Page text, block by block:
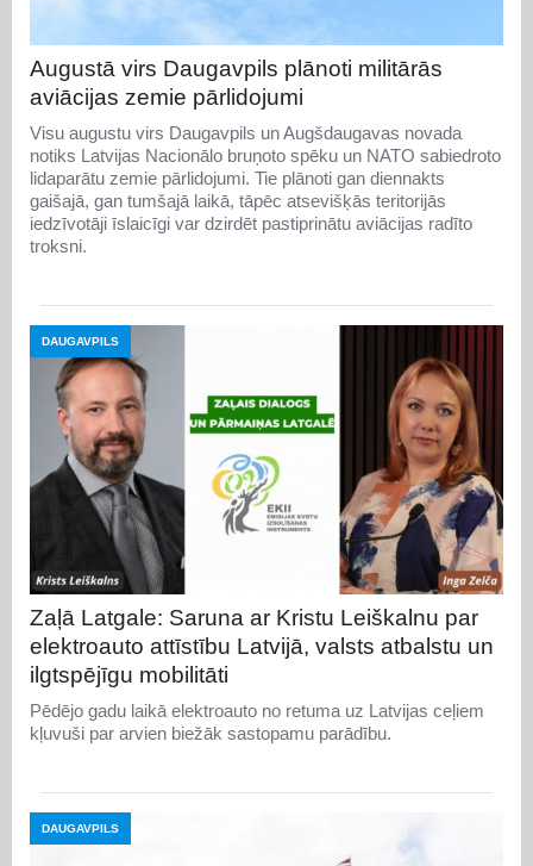
Augustā virs Daugavpils plānoti militārās
aviācijas zemie pārlidojumi
Visu augustu virs Daugavpils un Augšdaugavas novada
notiks Latvijas Nacionālo bruņoto spēku un NATO sabiedroto
lidaparātu zemie pārlidojumi. Tie plānoti gan diennakts
gaišajā, gan tumšajā laikā, tāpēc atsevišķās teritorijās
iedzīvotāji īslaicīgi var dzirdēt pastiprinātu aviācijas radīto
troksni.
DAUGAVPILS
Zaļā Latgale: Saruna ar Kristu Leiškalnu par
elektroauto attīstību Latvijā, valsts atbalstu un
ilgtspējīgu mobilitāti
Pēdējo gadu laikā elektroauto no retuma uz Latvijas ceļiem
kļuvuši par arvien biežāk sastopamu parādību.
DAUGAVPILS